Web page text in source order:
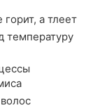
а тлеет
температуру